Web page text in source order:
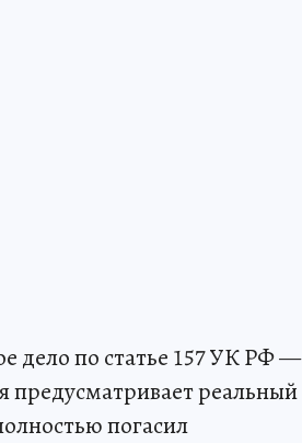
дело по статье 157 УК РФ —
предусматривает реальный
погасил